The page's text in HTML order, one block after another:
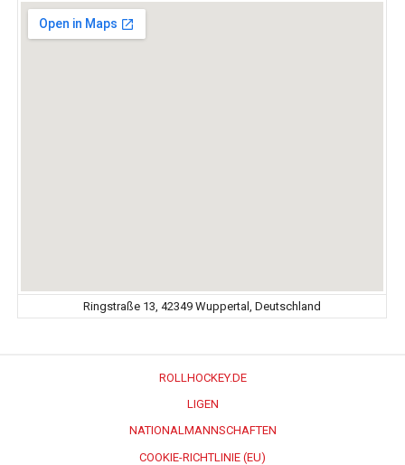
Ringstraße 13, 42349 Wuppertal, Deutschland
ROLLHOCKEY.DE
LIGEN
NATIONALMANNSCHAFTEN
COOKIE-RICHTLINIE (EU)